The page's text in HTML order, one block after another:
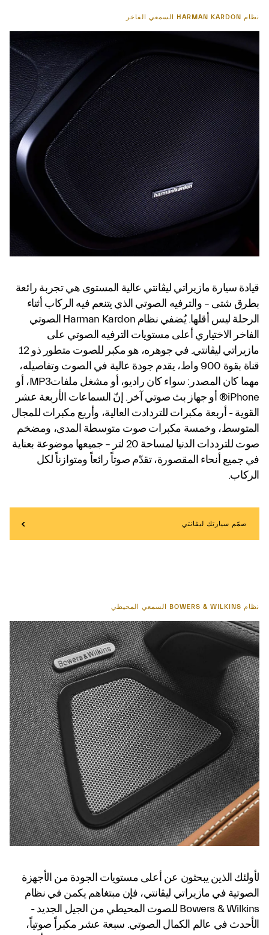
نظام HARMAN KARDON السمعي الفاخر
قيادة سيارة مازيراتي ليڨانتي عالية المستوى هي تجربة رائعة
بطرق شتى – والترفيه الصوتي الذي يتنعم فيه الركاب أثناء
الرحلة ليس أقلها. يُضفي نظام Harman Kardon الصوتي
الفاخر الاختياري أعلى مستويات الترفيه الصوتي على
مازيراتي ليڤانتي. في جوهره، هو مكبر للصوت متطور ذو 12
قناة بقوة 900 واط، يقدم جودة عالية في الصوت وتفاصيله،
مهما كان المصدر: سواء كان راديو، أو مشغل ملفاتMP3، أو
iPhone® أو جهاز بث صوتي آخر. إنّ السماعات الأربعة عشر
القوية - أربعة مكبرات للتردادت العالية، وأربع مكبرات للمجال
المتوسط، وخمسة مكبرات صوت متوسطة المدى، ومضخم
صوت للترددات الدنيا لمساحة 20 لتر – جميعها موضوعة بعناية
في جميع أنحاء المقصورة، تقدّم صوتاً رائعاً ومتوازناً لكل
الركاب.
صمّم سيارتك ليڤانتي
نظام BOWERS & WILKINS السمعي المحيطي
لأولئك الذين يبحثون عن أعلى مستويات الجودة من الأجهزة
الصوتية في مازيراتي ليڤانتي، فإن مبتغاهم يكمن في نظام
Bowers & Wilkins للصوت المحيطي من الجيل الجديد -
الأحدث في عالم الكمال الصوتي. سبعة عشر مكبراً صوتياً،